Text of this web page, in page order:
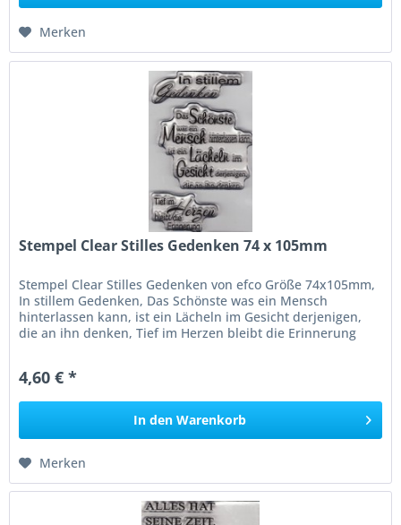
Merken
Stempel Clear Stilles Gedenken 74 x 105mm
Stempel Clear Stilles Gedenken von efco Größe 74x105mm,
In stillem Gedenken, Das Schönste was ein Mensch
hinterlassen kann, ist ein Lächeln im Gesicht derjenigen,
die an ihn denken, Tief im Herzen bleibt die Erinnerung
4,60 € *
In den Warenkorb
Merken